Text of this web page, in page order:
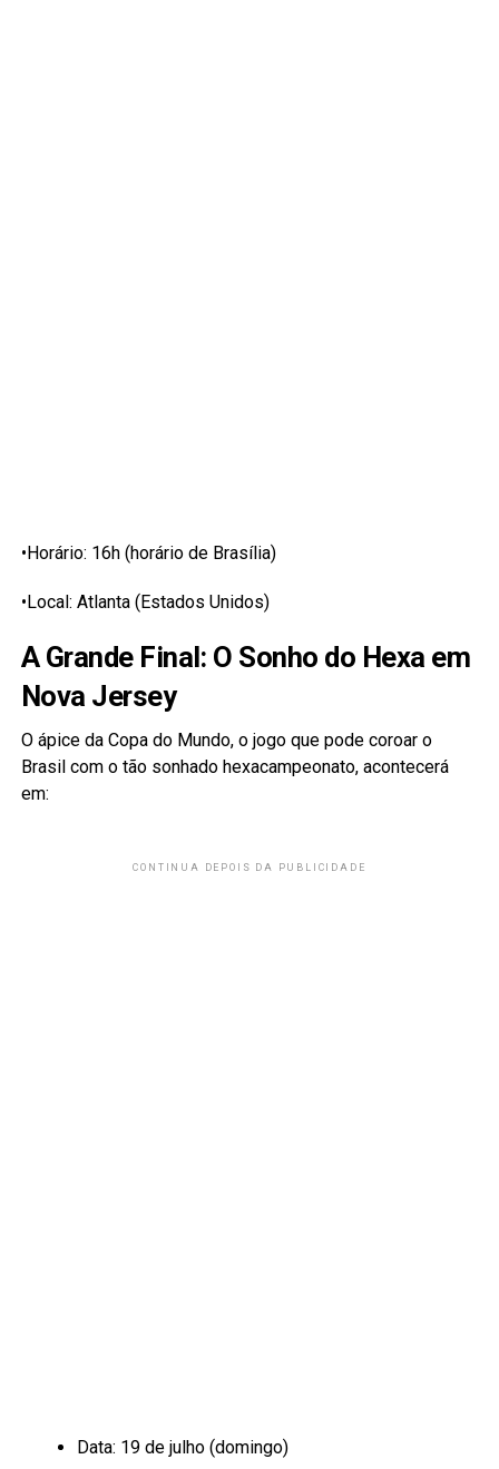
•Horário: 16h (horário de Brasília)
•Local: Atlanta (Estados Unidos)
A Grande Final: O Sonho do Hexa em
Nova Jersey
O ápice da Copa do Mundo, o jogo que pode coroar o
Brasil com o tão sonhado hexacampeonato, acontecerá
em:
CONTINUA DEPOIS DA PUBLICIDADE
Data: 19 de julho (domingo)